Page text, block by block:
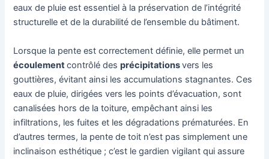
eaux de pluie est essentiel à la préservation de l’intégrité
structurelle et de la durabilité de l’ensemble du bâtiment.
Lorsque la pente est correctement définie, elle permet un
écoulementcontrôlé desprécipitationsvers les
gouttières, évitant ainsi les accumulations stagnantes. Ces
eaux de pluie, dirigées vers les points d’évacuation, sont
canalisées hors de la toiture, empêchant ainsi les
infiltrations, les fuites et les dégradations prématurées. En
d’autres termes, la pente de toit n’est pas simplement une
inclinaison esthétique ; c’est le gardien vigilant qui assure